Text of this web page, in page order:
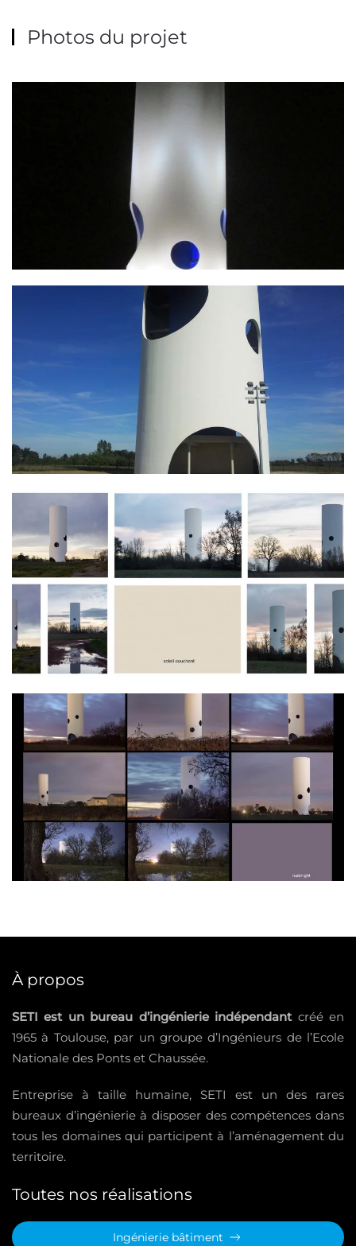
Photos du projet
À propos
SETI est un bureau d’ingénierie indépendantcréé en
1965 à Toulouse, par un groupe d’Ingénieurs de l’Ecole
Nationale des Ponts et Chaussée.
Entreprise à taille humaine, SETI est un des rares
bureaux d’ingénierie à disposer des compétences dans
tous les domaines qui participent à l’aménagement du
territoire.
Toutes nos réalisations
Ingénierie bâtiment